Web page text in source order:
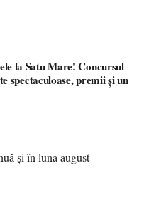
spectaculoase, premii și un